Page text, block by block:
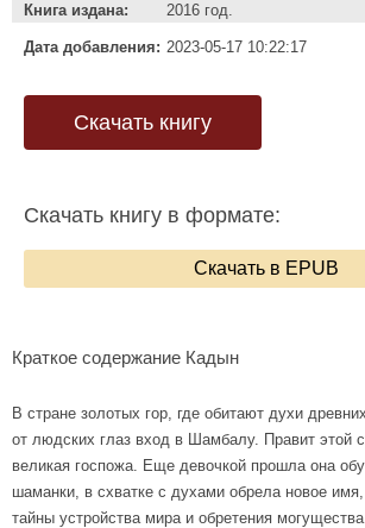
Книга издана: 2016 год.
Дата добавления: 2023-05-17 10:22:17
Скачать книгу
Скачать книгу в формате:
Скачать в EPUB
Краткое содержание Кадын
В стране золотых гор, где обитают духи
от людских глаз вход в Шамбалу. Правит этой
великая госпожа. Еще девочкой прошла она
шаманки, в схватке с духами обрела новое
тайны устройства мира и обретения